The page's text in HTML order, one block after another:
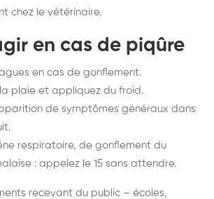
chez le vétérinaire.
en cas de piqûre
en cas de gonflement.
plaie et appliquez du froid.
de symptômes généraux dans
respiratoire, de gonflement du
: appelez le 15 sans attendre.
recevant du public – écoles,